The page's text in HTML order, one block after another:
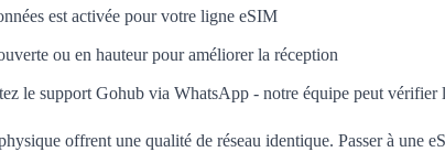
est activée pour votre ligne eSIM
ou en hauteur pour améliorer la réception
le support Gohub via WhatsApp - notre équipe peut
offrent une qualité de réseau identique. Passer à une